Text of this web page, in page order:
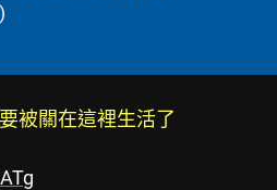
)
被關在這裡生活了